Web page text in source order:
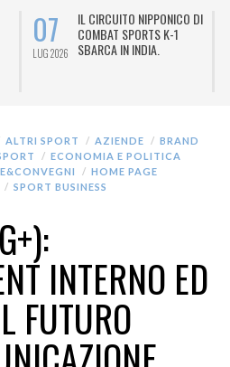
07
LUG 2026
IL CIRCUITO NIPPONICO DI
COMBAT SPORTS K-1
SBARCA IN INDIA.
ALTRI SPORT AZIENDE
BRAND
ECONOMIA E POLITICA
HOME PAGE
SPORT BUSINESS
INTERNO ED
FUTURO